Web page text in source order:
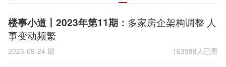
楼事小道丨2023年第11期： 多家房企架构调整 人
事变动频繁
2023-09-24 期 163588人已看